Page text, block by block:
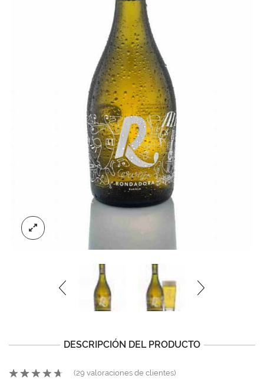
DESCRIPCIÓN DEL PRODUCTO
(29 valoraciones de clientes)